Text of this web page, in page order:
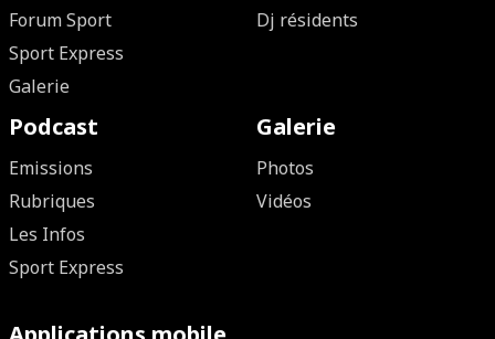
Forum Sport
Sport Express
Galerie
Dj résidents
Podcast
Emissions
Rubriques
Les Infos
Sport Express
Galerie
Photos
Vidéos